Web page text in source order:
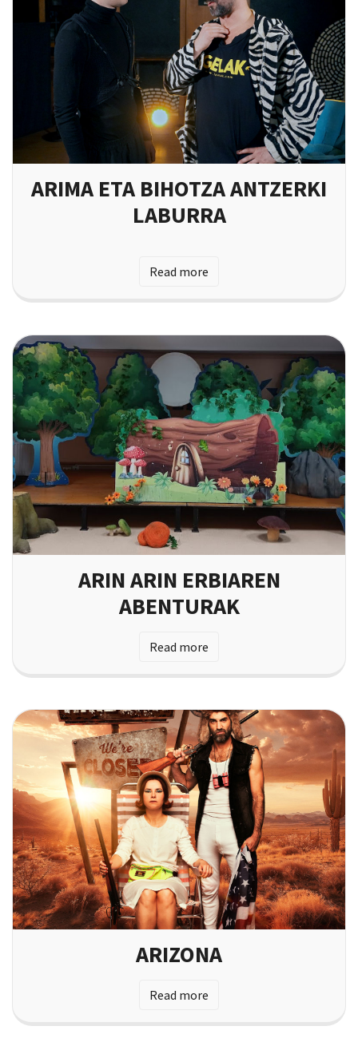
ARIN ARIN ERBIAREN
ABENTURAK
Read more
ARIZONA
Read more
ARIMA ETA BIHOTZA ANTZERKI
LABURRA
Read more